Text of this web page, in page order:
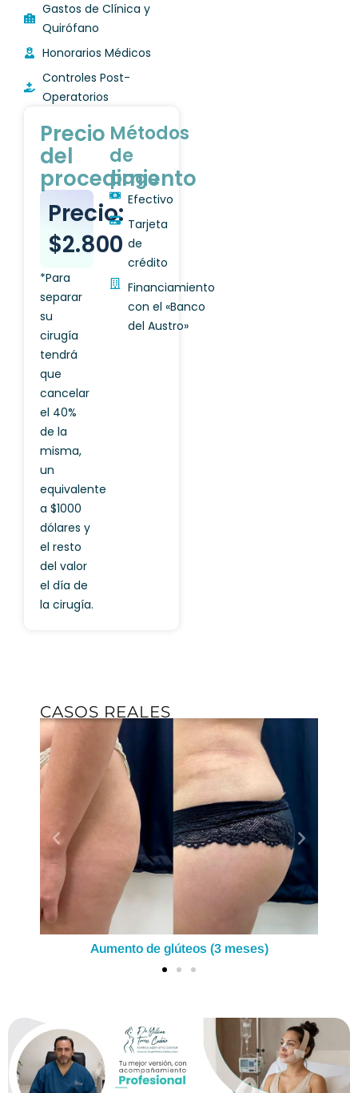
Gastos de Clínica y
Quirófano
Honorarios Médicos
Controles Post-
Operatorios
Precio
del
procedimiento
Precio:
$2.800
*Para
separar
su
cirugía
tendrá
que
cancelar
el 40%
de la
misma,
un
equivalente
a $1000
dólares y
el resto
del valor
el día de
la cirugía.
Métodos
de
pago
Efectivo
Tarjeta
de
crédito
Financiamiento
con el «Banco
del Austro»
CASOS REALES
Aumento de glúteos (3 meses)